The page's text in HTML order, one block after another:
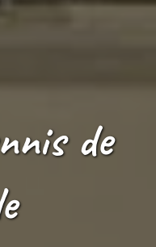
de